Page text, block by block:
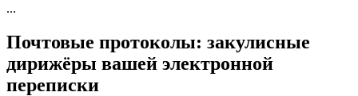
...
Почтовые протоколы: закулисные
дирижёры вашей электронной
переписки